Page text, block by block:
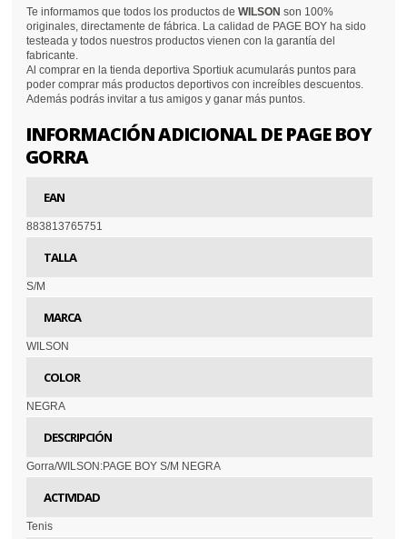
Te informamos que todos los productos deWILSON son 100%
originales, directamente de fábrica. La calidad de PAGE BOY ha sido
testeada y todos nuestros productos vienen con la garantía del
fabricante.
Al comprar en la tienda deportiva Sportiuk acumularás puntos para
poder comprar más productos deportivos con increíbles descuentos.
Además podrás invitar a tus amigos y ganar más puntos.
INFORMACIÓN ADICIONAL DE PAGE BOY
GORRA
EAN
883813765751
TALLA
S/M
MARCA
WILSON
COLOR
NEGRA
DESCRIPCIÓN
Gorra/WILSON:PAGE BOY S/M NEGRA
ACTIVIDAD
Tenis